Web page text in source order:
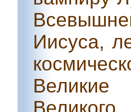
Иисуса,
Великие